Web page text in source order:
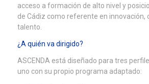
acceso a formación de alto nivel y
de Cádiz como referente en innovación,
talento.
¿A quién va dirigido?
ASCENDA está diseñado para tres
uno con su propio programa adaptado: